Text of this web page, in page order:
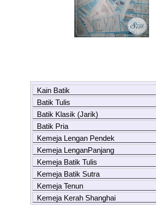
Kain Batik
Batik Tulis
Batik Klasik (Jarik)
Batik Pria
Kemeja Lengan Pendek
Kemeja LenganPanjang
Kemeja Batik Tulis
Kemeja Batik Sutra
Kemeja Tenun
Kemeja Kerah Shanghai